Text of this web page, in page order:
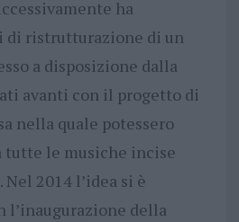
ha
di ristrutturazione di un
a disposizione dalla
avanti con il progetto di
nella quale potessero
le musiche incise
2014 l’idea si è
l’inaugurazione della